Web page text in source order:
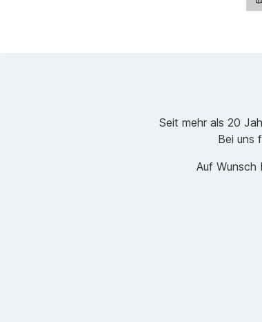
Seit mehr als 20
Bei uns
Auf Wunsch